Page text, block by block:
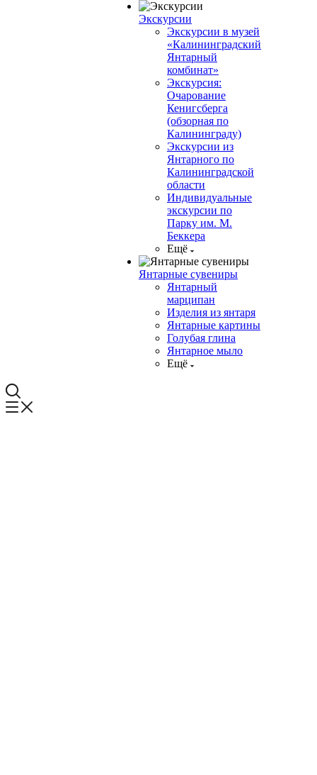
Экскурсии
Экскурсии в музей
«Калининградский
Янтарный
комбинат»
Экскурсия:
Очарование
Кенигсберга
(обзорная по
Калининграду)
Экскурсии из
Янтарного по
Калининградской
области
Индивидуальные
экскурсии по
Парку им. М.
Беккера
Ещё
Янтарные сувениры
Янтарный
марципан
Изделия из янтаря
Янтарные картины
Голубая глина
Янтарное мыло
Ещё